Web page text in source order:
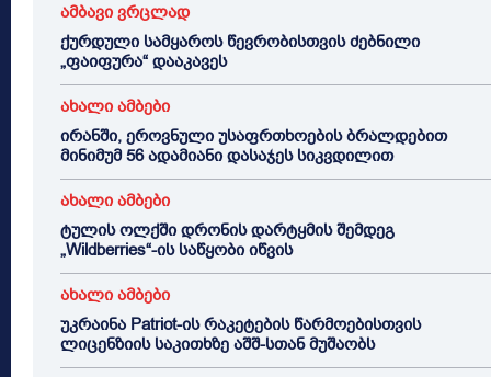
ამბავი ვრცლად
ქურდული სამყაროს წევრობისთვის ძებნილი
„ფაიფურა“ დააკავეს
ახალი ამბები
ირანში, ეროვნული უსაფრთხოების ბრალდებით
მინიმუმ 56 ადამიანი დასაჯეს სიკვდილით
ახალი ამბები
ტულის ოლქში დრონის დარტყმის შემდეგ
„Wildberries“-ის საწყობი იწვის
ახალი ამბები
უკრაინა Patriot-ის რაკეტების წარმოებისთვის
ლიცენზიის საკითხზე აშშ-სთან მუშაობს